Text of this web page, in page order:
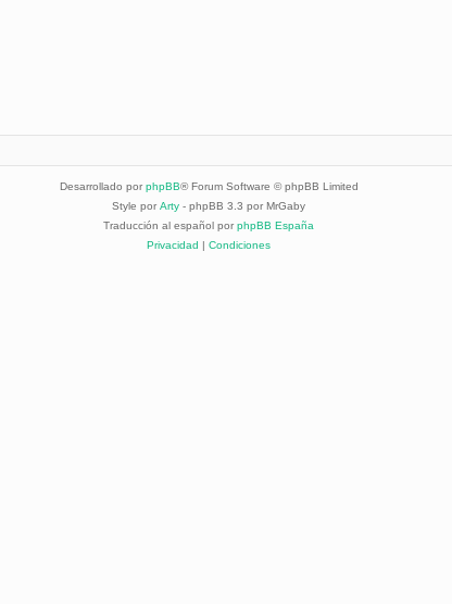
Desarrollado por phpBB® Forum Software © phpBB Limited
Style por Arty - phpBB 3.3 por MrGaby
Traducción al español por phpBB España
Privacidad | Condiciones